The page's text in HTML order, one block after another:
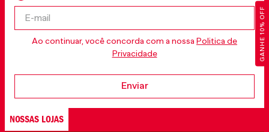
GANHE 10% OFF
Ao continuar, você concorda com a nossa Politica de
Privacidade
Enviar
NOSSAS LOJAS